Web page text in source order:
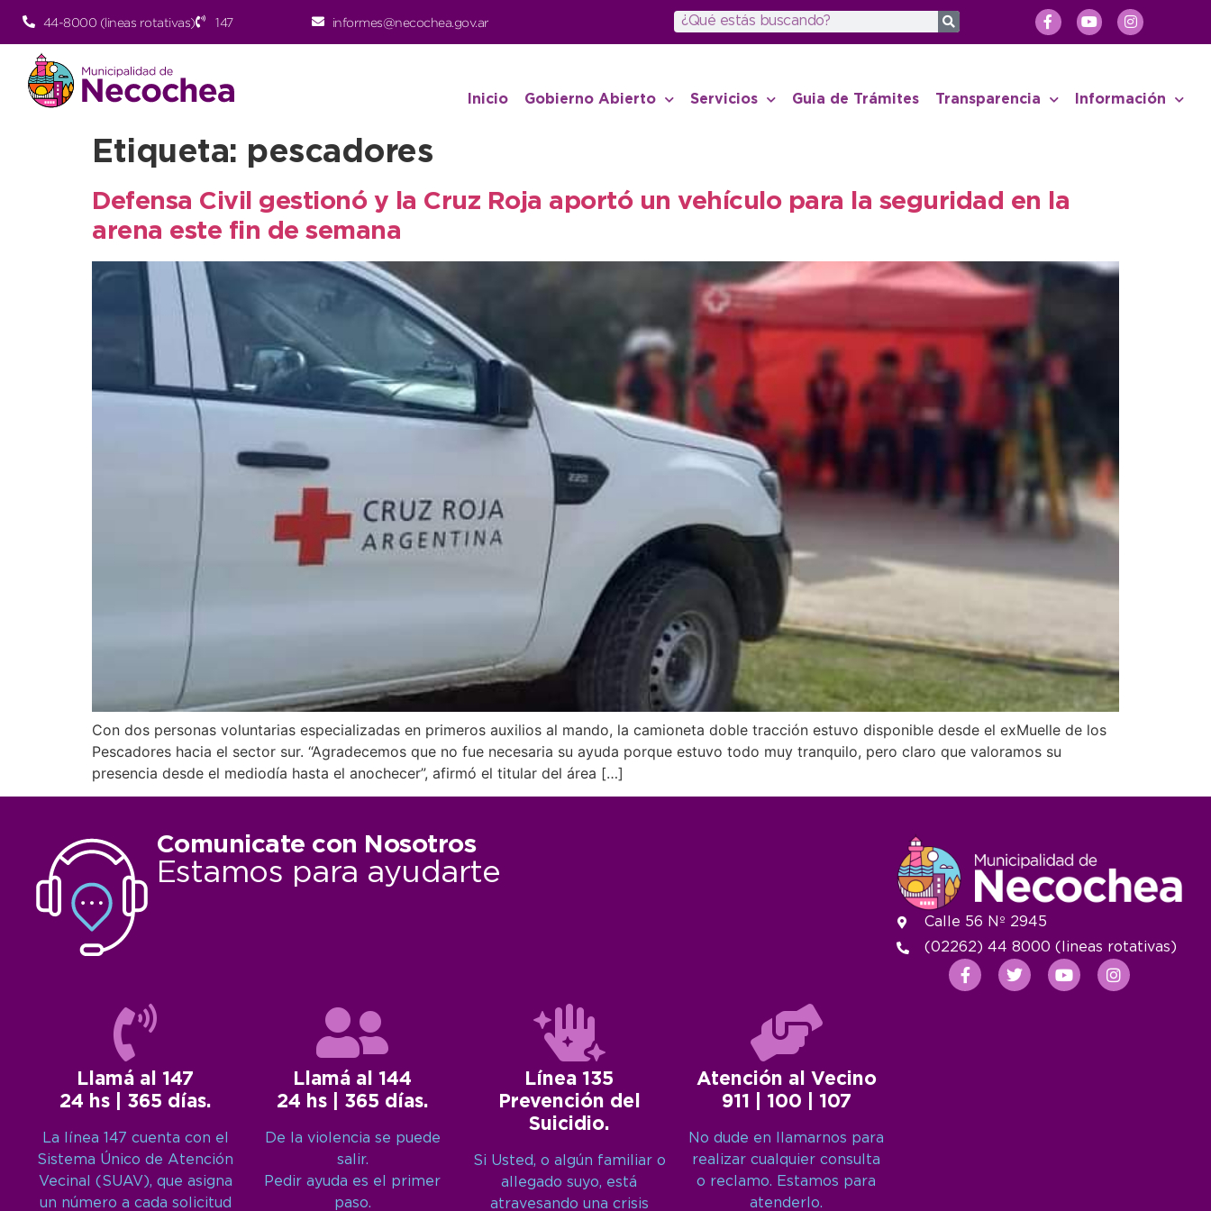
44-8000 (lineas rotativas) 147 informes@necochea.gov.ar
Inicio Gobierno Abierto Servicios Guia de Trámites Transparencia Información
Etiqueta: pescadores
Defensa Civil gestionó y la Cruz Roja aportó un vehículo para la seguridad en la
arena este fin de semana
Con dos personas voluntarias especializadas en primeros auxilios al mando, la camioneta doble tracción estuvo disponible desde el exMuelle de los
Pescadores hacia el sector sur. “Agradecemos que no fue necesaria su ayuda porque estuvo todo muy tranquilo, pero claro que valoramos su
presencia desde el mediodía hasta el anochecer”, afirmó el titular del área […]
Comunicate con Nosotros
Estamos para ayudarte
Llamá al 147
24 hs | 365 días.
La línea 147 cuenta con el
Sistema Único de Atención
Vecinal (SUAV), que asigna
un número a cada solicitud
Llamá al 144
24 hs | 365 días.
De la violencia se puede
salir.
Pedir ayuda es el primer
paso.
Línea 135
Prevención del
Suicidio.
Si Usted, o algún familiar o
allegado suyo, está
atravesando una crisis
Atención al Vecino
911 | 100 | 107
No dude en llamarnos para
realizar cualquier consulta
o reclamo. Estamos para
atenderlo.
Calle 56 Nº 2945
(02262) 44 8000 (lineas rotativas)